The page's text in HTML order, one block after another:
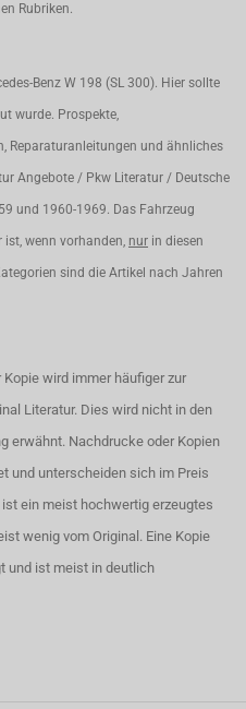
Rubriken.
Benz W 198 (SL 300). Hier sollte
wurde. Prospekte,
Reparaturanleitungen und ähnliches
Angebote / Pkw Literatur / Deutsche
und 1960-1969. Das Fahrzeug
wenn vorhanden, nur in diesen
sind die Artikel nach Jahren
wird immer häufiger zur
Literatur. Dies wird nicht in den
erwähnt. Nachdrucke oder Kopien
und unterscheiden sich im Preis
ein meist hochwertig erzeugtes
wenig vom Original. Eine Kopie
und ist meist in deutlich